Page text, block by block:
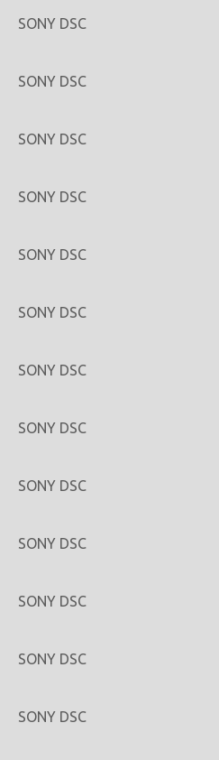
SONY DSC
SONY DSC
SONY DSC
SONY DSC
SONY DSC
SONY DSC
SONY DSC
SONY DSC
SONY DSC
SONY DSC
SONY DSC
SONY DSC
SONY DSC